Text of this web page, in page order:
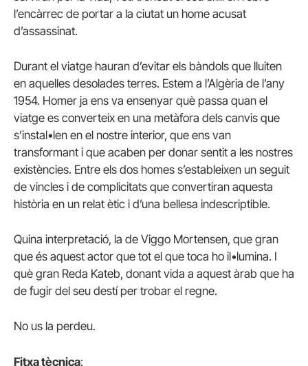
l’encàrrec de portar a la ciutat un home acusat
d’assassinat.
Durant el viatge hauran d’evitar els bàndols que lluiten
en aquelles desolades terres. Estem a l’Algèria de l’any
1954. Homer ja ens va ensenyar què passa quan el
viatge es converteix en una metàfora dels canvis que
s’instal•len en el nostre interior, que ens van
transformant i que acaben per donar sentit a les nostres
existències. Entre els dos homes s’estableixen un seguit
de vincles i de complicitats que convertiran aquesta
història en un relat ètic i d’una bellesa indescriptible.
Quina interpretació, la de Viggo Mortensen, que gran
que és aquest actor que tot el que toca ho il•lumina. I
què gran Reda Kateb, donant vida a aquest àrab que ha
de fugir del seu destí per trobar el regne.
No us la perdeu.
Fitxa tècnica: